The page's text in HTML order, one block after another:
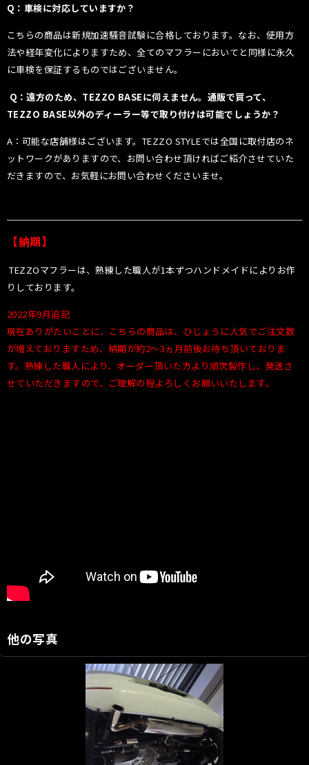
Q：車検に対応していますか？
こちらの商品は新規加速騒音試験に合格しております。なお、使用方
法や経年変化によりますため、全てのマフラーにおいてと同様に永久
に車検を保証するものではございません。
Q：遠方のため、TEZZO BASEに伺えません。通販で買って、
TEZZO BASE以外のディーラー等で取り付けは可能でしょうか？
A：可能な店舗様はございます。TEZZO STYLEでは全国に取付店のネ
ットワークがありますので、お問い合わせ頂ければご紹介させていた
だきますので、お気軽にお問い合わせくださいませ。
【納期】
TEZZOマフラーは、熟練した職人が1本ずつハンドメイドによりお作
りしております。
2022年9月追記
現在ありがたいことに、こちらの商品は、ひじょうに人気でご注文数
が増えておりますため、納期が約2〜3ヵ月前後お待ち頂いておりま
す。熟練した職人により、オーダー頂いた方より順次製作し、発送さ
せていただきますので、ご理解の程よろしくお願いいたします。
他の写真